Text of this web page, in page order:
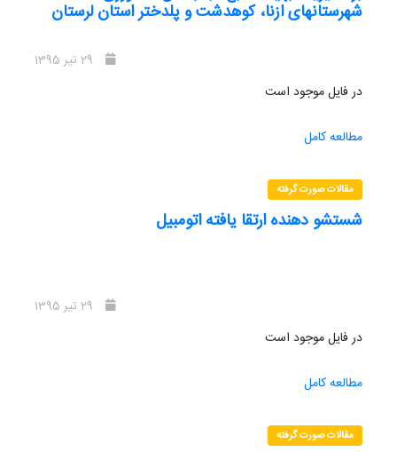
شهرستانهای ازنا، کوهدشت و پلدختر استان لرستان
در فایل موجود است
مطالعه کامل
مقالات صورت گرفته
شستشو دهنده ارتقا یافته اتومبیل
در فایل موجود است
مطالعه کامل
مقالات صورت گرفته